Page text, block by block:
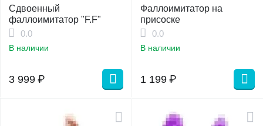
Сдвоенный
фаллоимитатор "F.F"
0.0
В наличии
3 999 ₽
Фаллоимитатор на
присоске
0.0
В наличии
1 199 ₽